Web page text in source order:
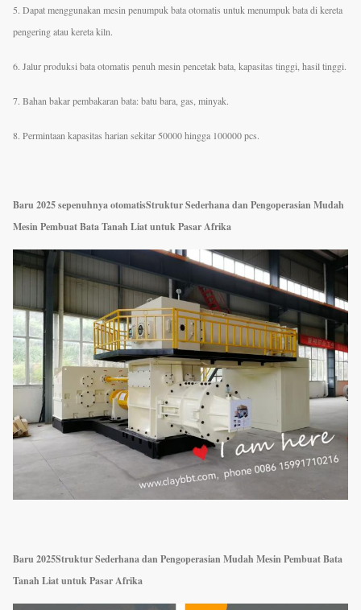
5. Dapat menggunakan mesin penumpuk bata otomatis untuk menumpuk bata di kereta
pengering atau kereta kiln.
6. Jalur produksi bata otomatis penuh mesin pencetak bata, kapasitas tinggi, hasil tinggi.
7. Bahan bakar pembakaran bata: batu bara, gas, minyak.
8. Permintaan kapasitas harian sekitar 50000 hingga 100000 pcs.
Baru 2025 sepenuhnya otomatisStruktur Sederhana dan Pengoperasian Mudah
Mesin Pembuat Bata Tanah Liat untuk Pasar Afrika
Baru 2025Struktur Sederhana dan Pengoperasian Mudah Mesin Pembuat Bata
Tanah Liat untuk Pasar Afrika